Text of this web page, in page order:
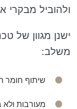
ולהוביל
ישנן מגוון של
משלב:
שיתוף חומר
מעורבות